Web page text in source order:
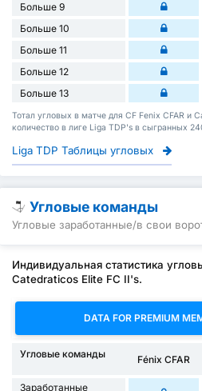
Больше 9
Больше 10
Больше 11
Больше 12
Больше 13
Тотал угловых в матче для CF Fenix CFAR и
количество в лиге Liga TDP's в сыгранных
Liga TDP Таблицы угловых
Угловые команды
Угловые заработанные/в свои
Индивидуальная статистика
Catedraticos Elite FC II's.
DATA FOR PREMIUM
Угловые команды Fénix CFAR
Заработанные